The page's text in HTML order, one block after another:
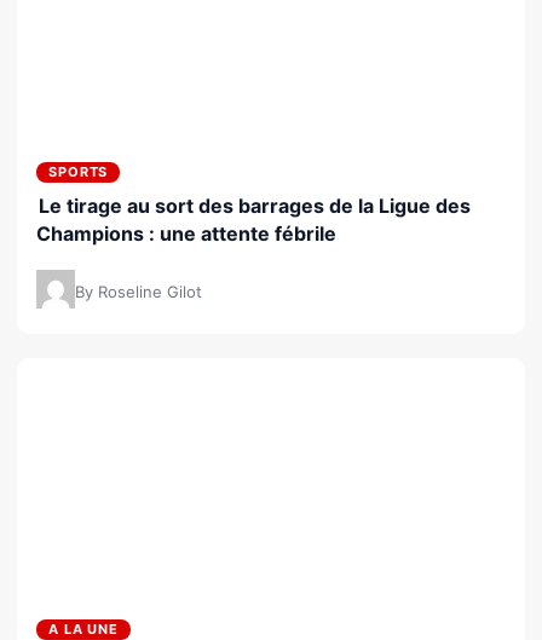
SPORTS
Le tirage au sort des barrages de la Ligue des
Champions : une attente fébrile
By Roseline Gilot
A LA UNE